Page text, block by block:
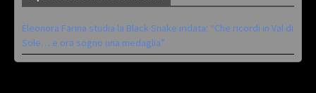
Eleonora Farina studia la Black Snake iridata: “Che ricordi in Val di
Sole… e ora sogno una medaglia”